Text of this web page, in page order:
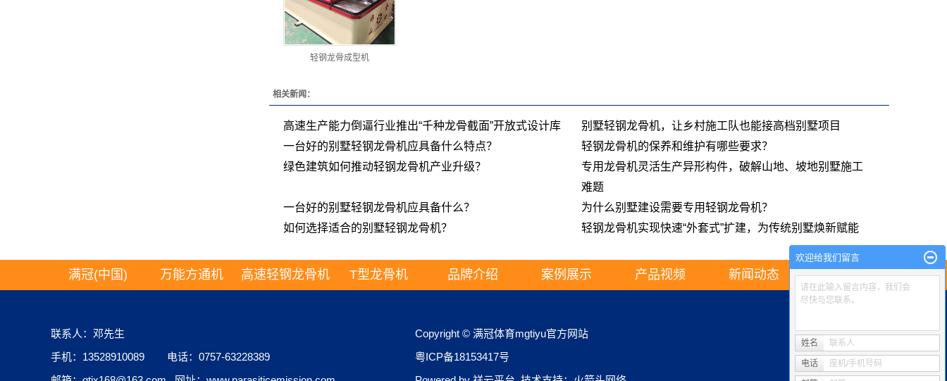
轻钢龙骨成型机
相关新闻：
高速生产能力倒逼行业推出“千种龙骨截面”开放式设计库
别墅轻钢龙骨机，让乡村施工队也能接高档别墅项目
一台好的别墅轻钢龙骨机应具备什么特点？
轻钢龙骨机的保养和维护有哪些要求？
绿色建筑如何推动轻钢龙骨机产业升级？
专用龙骨机灵活生产异形构件，破解山地、坡地别墅施工
难题
一台好的别墅轻钢龙骨机应具备什么？
为什么别墅建设需要专用轻钢龙骨机？
如何选择适合的别墅轻钢龙骨机？
轻钢龙骨机实现快速“外套式”扩建，为传统别墅焕新赋能
满冠(中国) 万能方通机 高速轻钢龙骨机 T型龙骨机 品牌介绍 案例展示 产品视频 新闻动态 联系我们
联系人：邓先生
手机：13528910089 电话：0757-63228389
Copyright © 满冠体育mgtiyu官方网站
粤ICP备18153417号
欢迎给我们留言
请在此输入留言内容，我们会
尽快与您联系。
姓名 联系人
电话 座机/手机号码